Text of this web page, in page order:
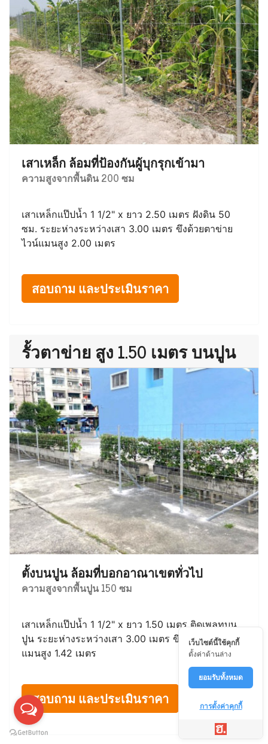
เสาเหล็ก ล้อมที่ป้องกันผู้บุกรุกเข้ามา
ความสูงจากพื้นดิน 200 ซม
เสาเหล็กแป๊ปน้ำ 1 1/2" x ยาว 2.50 เมตร ฝังดิน 50
ซม. ระยะห่างระหว่างเสา 3.00 เมตร ขึงด้วยตาข่าย
ไวน์แมนสูง 2.00 เมตร
สอบถาม และประเมินราคา
รั้วตาข่าย สูง 1.50 เมตร บนปูน
ตั้งบนปูน ล้อมที่บอกอาณาเขตทั่วไป
ความสูงจากพื้นปูน 150 ซม
เสาเหล็กแป๊ปน้ำ 1 1/2" x ยาว 1.50 เมตร ติดเพลทบน
ปูน ระยะห่างระหว่างเสา 3.00 เมตร ขึงด้วยตาข่ายไวน์
แมนสูง 1.42 เมตร
สอบถาม และประเมินราคา
เว็บไซต์นี้ใช้คุกกี้
ตั้งค่าด้านล่าง
ยอมรับทั้งหมด
การตั้งค่าคุกกี้